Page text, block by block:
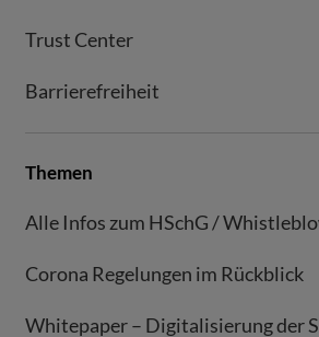
Trust Center
Barrierefreiheit
Themen
Alle Infos zum HSchG /
Corona Regelungen im Rückblick
Whitepaper – Digitalisierung der